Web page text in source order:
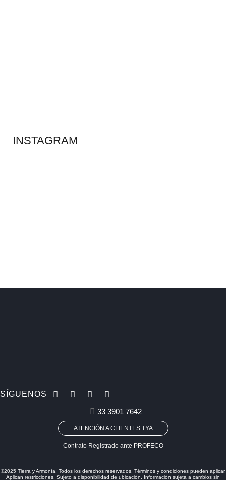
INSTAGRAM
SÍGUENOS
33 3901 7642
ATENCIÓN A CLIENTES TYA
Contrato Registrado ante PROFECO
©2025 Tierra y Armonía. Todos los derechos reservados. Términos y condiciones pueden aplicar.
Aplican restricciones. Sujeto a disponibilidad de ubicación. Información sujeta a cambios sin